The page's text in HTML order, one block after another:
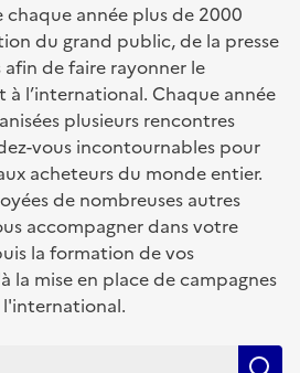
année plus de 2000
du grand public, de la presse
de faire rayonner le
l’international. Chaque année
plusieurs rencontres
vous incontournables pour
acheteurs du monde entier.
de nombreuses autres
accompagner dans votre
la formation de vos
la mise en place de campagnes